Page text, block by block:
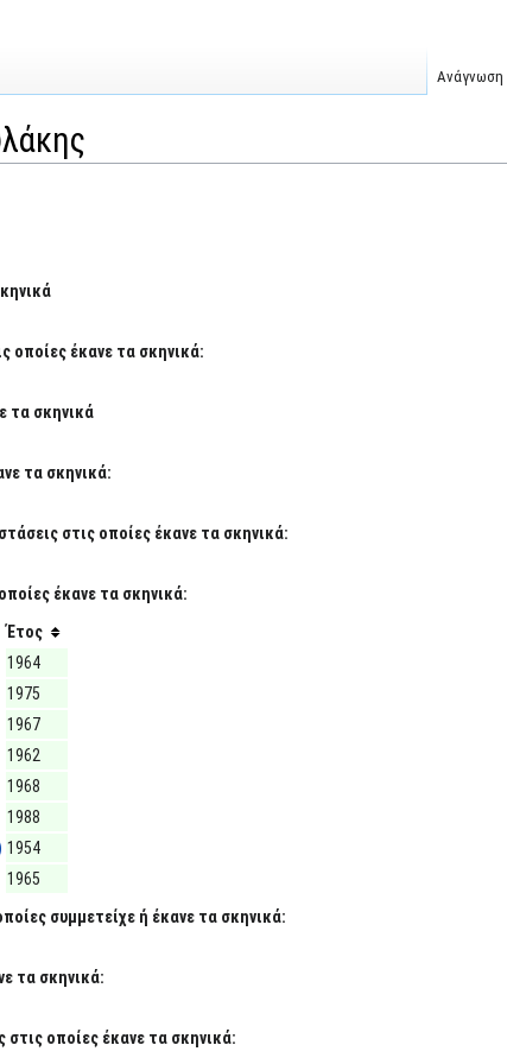
οποίες έκανε τα σκηνικά:
τα σκηνικά
τα σκηνικά:
στις οποίες έκανε τα σκηνικά:
έκανε τα σκηνικά:
Έτος
1964
1975
1967
1962
1968
1988
1954
1965
συμμετείχε ή έκανε τα σκηνικά:
τα σκηνικά:
οποίες έκανε τα σκηνικά:
Ανάγνωση